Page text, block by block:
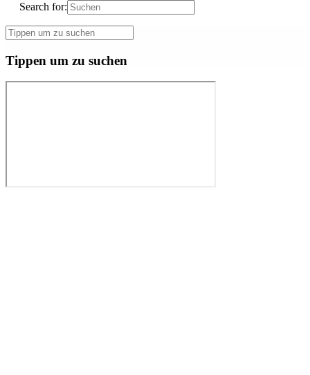
Search for:
Tippen um zu suchen